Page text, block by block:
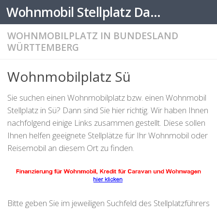
Zum Inhalt springen Wohnmobil Stellplatz Datenbank
WOHNMOBILPLATZ IN BUNDESLAND
WÜRTTEMBERG
Wohnmobilplatz Sü
Sie suchen einen Wohnmobilplatz bzw. einen Wohnmobil
Stellplatz in Sü? Dann sind Sie hier richtig. Wir haben Ihnen
nachfolgend einige Links zusammen gestellt. Diese sollen
Ihnen helfen geeignete Stellplätze für Ihr Wohnmobil oder
Reisemobil an diesem Ort zu finden.
Bitte geben Sie im jeweiligen Suchfeld des Stellplatzführers